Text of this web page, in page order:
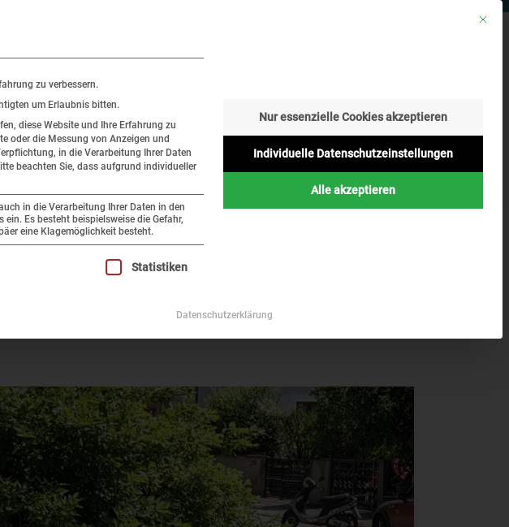
und
Geschichte
Online
Aktuelles
Mit
zu verbessern.
um Erlaubnis bitten.
diese Website und Ihre Erfahrung zu
oder die Messung von Anzeigen und
in die Verarbeitung Ihrer Daten
beachten Sie, dass aufgrund individueller
in die Verarbeitung Ihrer Daten in den
Es besteht beispielsweise die Gefahr,
eine Klagemöglichkeit besteht.
Gruppe ist essenziell und kann nicht abgewählt werden.
Statistiken
Nur essenzielle Cookies akzeptieren
Individuelle Datenschutzeinstellungen
Alle akzeptieren
Datenschutzerklärung